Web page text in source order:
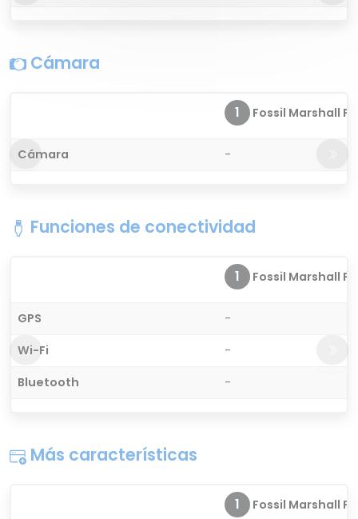
Cámara
1 Fossil Marshall
Cámara -
Funciones de conectividad
1 Fossil Marshall
GPS
-
Wi-Fi
-
Bluetooth
-
Más características
1 Fossil Marshall